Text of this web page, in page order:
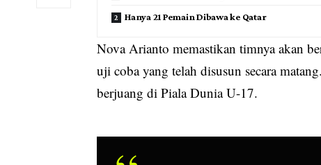
Hanya 21 Pemain Dibawa ke Qatar
Nova Arianto memastikan timnya akan
uji coba yang telah disusun secara
berjuang di Piala Dunia U-17.